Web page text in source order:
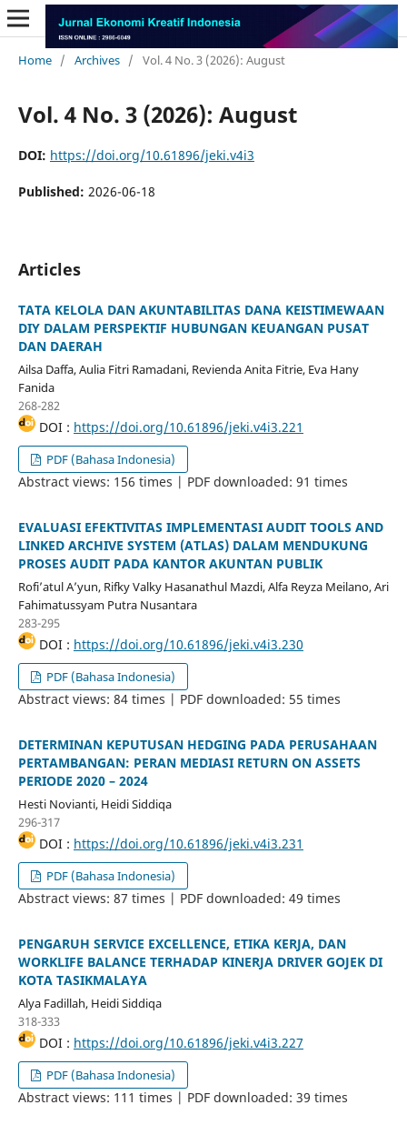
Home / Archives / Vol. 4 No. 3 (2026): August
Vol. 4 No. 3 (2026): August
DOI: https://doi.org/10.61896/jeki.v4i3
Published: 2026-06-18
Articles
TATA KELOLA DAN AKUNTABILITAS DANA KEISTIMEWAAN
DIY DALAM PERSPEKTIF HUBUNGAN KEUANGAN PUSAT
DAN DAERAH
Ailsa Daffa, Aulia Fitri Ramadani, Revienda Anita Fitrie, Eva Hany
Fanida
268-282
DOI : https://doi.org/10.61896/jeki.v4i3.221
PDF (Bahasa Indonesia)
Abstract views: 156 times | PDF downloaded: 91 times
EVALUASI EFEKTIVITAS IMPLEMENTASI AUDIT TOOLS AND
LINKED ARCHIVE SYSTEM (ATLAS) DALAM MENDUKUNG
PROSES AUDIT PADA KANTOR AKUNTAN PUBLIK
Rofi’atul A’yun, Rifky Valky Hasanathul Mazdi, Alfa Reyza Meilano, Ari
Fahimatussyam Putra Nusantara
283-295
DOI : https://doi.org/10.61896/jeki.v4i3.230
PDF (Bahasa Indonesia)
Abstract views: 84 times | PDF downloaded: 55 times
DETERMINAN KEPUTUSAN HEDGING PADA PERUSAHAAN
PERTAMBANGAN: PERAN MEDIASI RETURN ON ASSETS
PERIODE 2020 – 2024
Hesti Novianti, Heidi Siddiqa
296-317
DOI : https://doi.org/10.61896/jeki.v4i3.231
PDF (Bahasa Indonesia)
Abstract views: 87 times | PDF downloaded: 49 times
PENGARUH SERVICE EXCELLENCE, ETIKA KERJA, DAN
WORKLIFE BALANCE TERHADAP KINERJA DRIVER GOJEK DI
KOTA TASIKMALAYA
Alya Fadillah, Heidi Siddiqa
318-333
DOI : https://doi.org/10.61896/jeki.v4i3.227
PDF (Bahasa Indonesia)
Abstract views: 111 times | PDF downloaded: 39 times